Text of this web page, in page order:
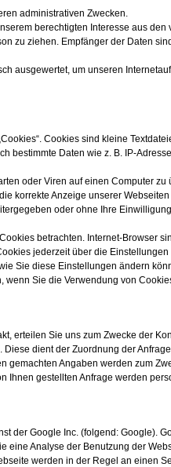
administrativen Zwecken.
berechtigten Interesse aus
zu ziehen. Empfänger der Daten
ausgewertet, um unseren
Cookies sind kleine
bestimmte Daten wie z. B. IP-
oder Viren auf einen Computer
korrekte Anzeige unserer Webseiten
oder ohne Ihre
betrachten. Internet-Browser
jederzeit über die
Sie diese Einstellungen ändern
Sie die Verwendung von
erteilen Sie uns zum Zwecke der
dient der Zuordnung der
gemachten Angaben werden zum
Ihnen gestellten Anfrage werden
der Google Inc. (folgend: Google).
eine Analyse der Benutzung der
werden in der Regel an einen